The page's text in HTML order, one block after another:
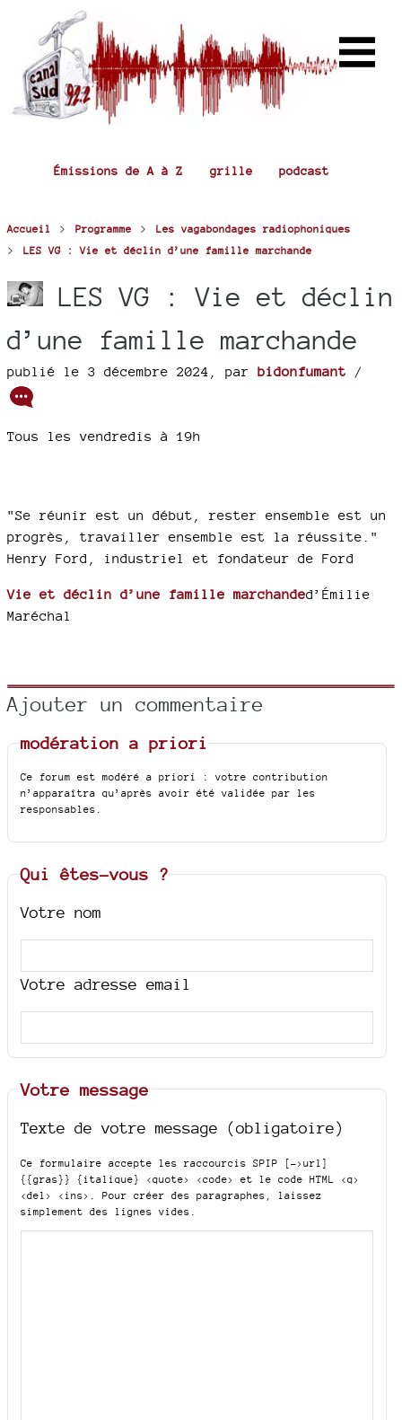
Émissions de A à Z grille podcast
Accueil > Programme > Les vagabondages radiophoniques
> LES VG : Vie et déclin d’une famille marchande
LES VG : Vie et déclin
d’une famille marchande
publié le 3 décembre 2024 par bidonfumant /
Tous les vendredis à 19h
"Se réunir est un début, rester ensemble est un
progrès, travailler ensemble est la réussite."
Henry Ford, industriel et fondateur de Ford
Vie et déclin d’une famille marchanded’Émilie
Maréchal
Ajouter un commentaire
modération a priori
Ce forum est modéré a priori : votre contribution
n’apparaîtra qu’après avoir été validée par les
responsables.
Qui êtes-vous ?
Votre nom
Votre adresse email
Votre message
Texte de votre message (obligatoire)
Ce formulaire accepte les raccourcis SPIP
[->url]
{{gras}} {italique} <quote> <code>
et le code HTML <q>
<del> <ins> . Pour créer des paragraphes, laissez
simplement des lignes vides.